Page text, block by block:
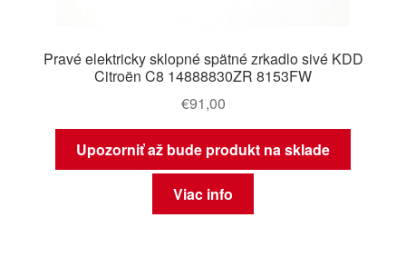
Pravé elektricky sklopné spätné zrkadlo sivé KDD
Citroën C8 14888830ZR 8153FW
€91,00
Upozorniť až bude produkt na sklade
Viac info